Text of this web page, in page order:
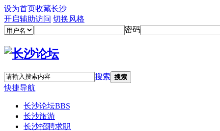
设为首页收藏长沙
开启辅助访问 切换风格
密码
搜索 搜索
快捷导航
长沙论坛BBS
长沙旅游
长沙招聘求职